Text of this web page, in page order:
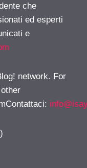
che
ed esperti
e
network. For
: